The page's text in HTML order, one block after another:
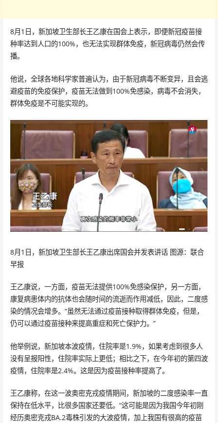
8月1日，新加坡卫生部长王乙康在国会上表示，即便新冠疫苗接
种率达到人口的100%，也无法实现群体免疫，新冠病毒仍然会传
播。
他说，全球各地科学家普遍认为，由于新冠病毒不断变异，且会逃
避疫苗的免疫保护，疫苗无法做到100%免感染，病毒不会消失，
群体免疫是不可能实现的。
8月1日，新加坡卫生部长王乙康出席国会并发表讲话 图源：联合
早报
王乙康说，一方面，疫苗无法提供100%免感染保护，另一方面，
康复病患体内的抗体也会随时间的流逝而作用减低，因此，二度感
染的情况会增多。“虽然无法通过疫苗接种取得群体免疫，但是，
仍可以通过疫苗接种来提高重症和死亡保护力。”
他举例说，新加坡本波疫情，住院率是1.9%，如果考虑到很多人
没有呈报阳性，住院率实际上更低；相比之下，在今年初的第四波
疫情，住院率是2.4%。这是因为疫苗接种率提高了。
王乙康称，在这一波奥密克戎疫情期间，新加坡的二度感染率一直
保持在低水平，比很多国家还要低。“这可能是因为我国今年初刚
经历奥密克戎BA.2毒株引发的大波疫情，加上我国有很高的疫苗